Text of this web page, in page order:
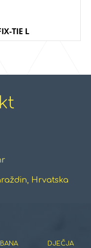
TIE L
Hrvatska
DJEČJA